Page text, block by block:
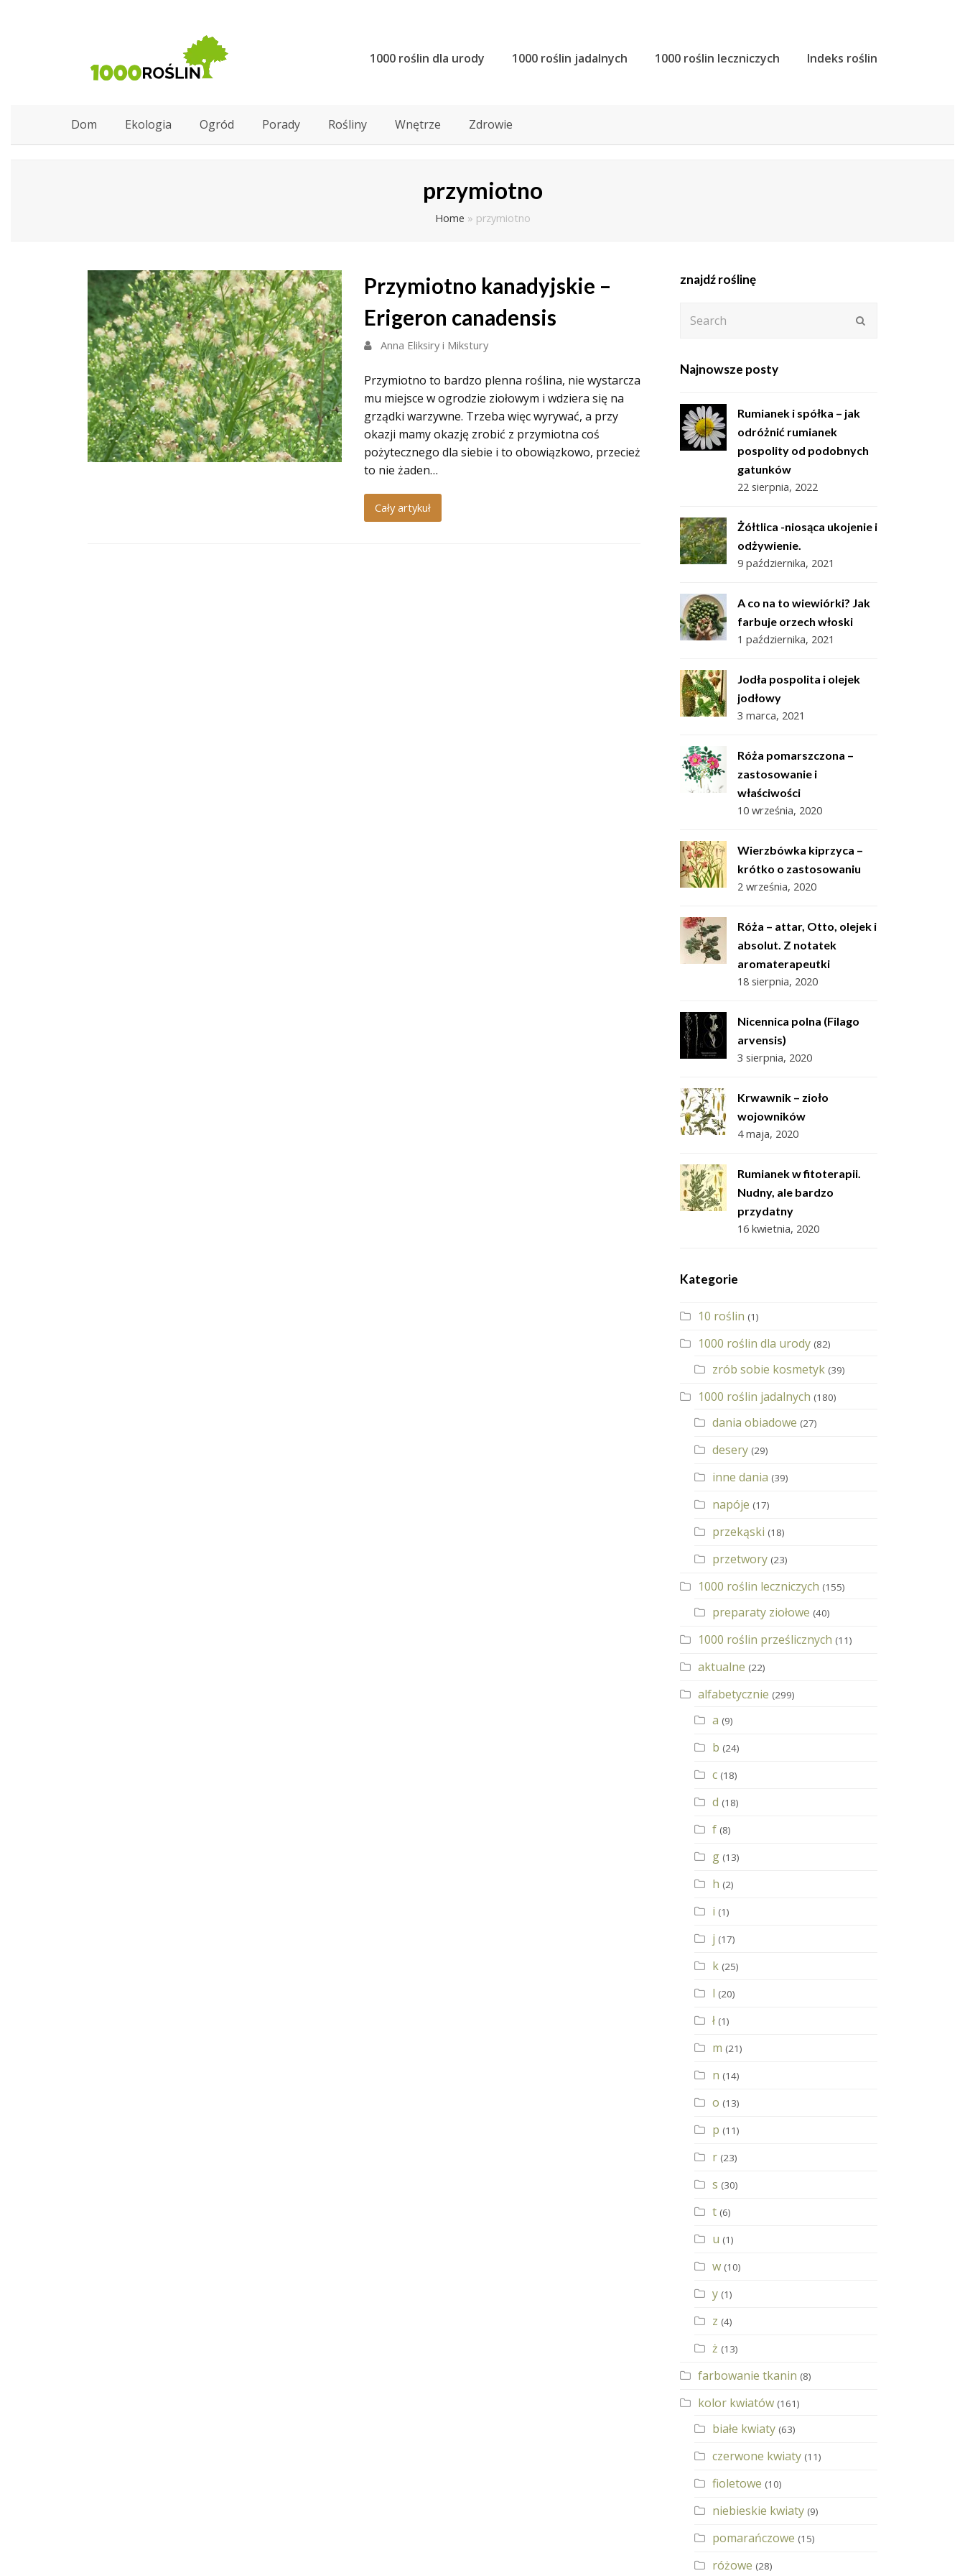
1000 roślin dla urody 1000 roślin jadalnych 1000 roślin leczniczych Indeks roślin
Dom Ekologia Ogród Porady Rośliny Wnętrze Zdrowie
przymiotno
Home » przymiotno
Przymiotno kanadyjskie –
Erigeron canadensis
Anna Eliksiry i Mikstury
Przymiotno to bardzo plenna roślina, nie wystarcza
mu miejsce w ogrodzie ziołowym i wdziera się na
grządki warzywne. Trzeba więc wyrywać, a przy
okazji mamy okazję zrobić z przymiotna coś
pożytecznego dla siebie i to obowiązkowo, przecież
to nie żaden…
Cały artykuł
znajdź roślinę
Najnowsze posty
Rumianek i spółka – jak
odróżnić rumianek
pospolity od podobnych
gatunków
22 sierpnia, 2022
Żółtlica -niosąca ukojenie i
odżywienie.
9 października, 2021
A co na to wiewiórki? Jak
farbuje orzech włoski
1 października, 2021
Jodła pospolita i olejek
jodłowy
3 marca, 2021
Róża pomarszczona –
zastosowanie i
właściwości
10 września, 2020
Wierzbówka kiprzyca –
krótko o zastosowaniu
2 września, 2020
Róża – attar, Otto, olejek i
absolut. Z notatek
aromaterapeutki
18 sierpnia, 2020
Nicennica polna (Filago
arvensis)
3 sierpnia, 2020
Krwawnik – zioło
wojowników
4 maja, 2020
Rumianek w fitoterapii.
Nudny, ale bardzo
przydatny
16 kwietnia, 2020
Kategorie
10 roślin (1)
1000 roślin dla urody (82)
zrób sobie kosmetyk (39)
1000 roślin jadalnych (180)
dania obiadowe (27)
desery (29)
inne dania (39)
napóje (17)
przekąski (18)
przetwory (23)
1000 roślin leczniczych (155)
preparaty ziołowe (40)
1000 roślin prześlicznych (11)
aktualne (22)
alfabetycznie (299)
a (9)
b (24)
c (18)
d (18)
f (8)
g (13)
h (2)
i (1)
j (17)
k (25)
l (20)
ł (1)
m (21)
n (14)
o (13)
p (11)
r (23)
s (30)
t (6)
u (1)
w (10)
y (1)
z (4)
ż (13)
farbowanie tkanin (8)
kolor kwiatów (161)
białe kwiaty (63)
czerwone kwiaty (11)
fioletowe (10)
niebieskie kwiaty (9)
pomarańczowe (15)
różowe (28)